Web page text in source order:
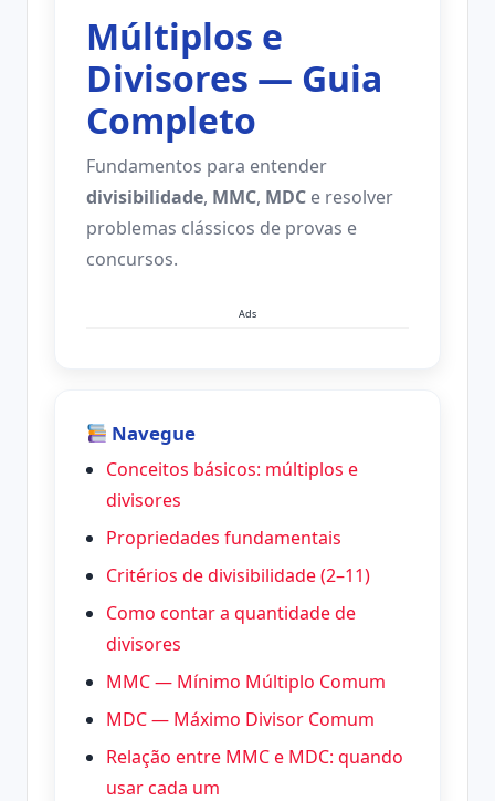
Múltiplos e
Divisores — Guia
Completo
Fundamentos para entender
divisibilidade, MMC, MDC e resolver
problemas clássicos de provas e
concursos.
Ads
Navegue
Conceitos básicos: múltiplos e
divisores
Propriedades fundamentais
Critérios de divisibilidade (2–11)
Como contar a quantidade de
divisores
MMC — Mínimo Múltiplo Comum
MDC — Máximo Divisor Comum
Relação entre MMC e MDC: quando
usar cada um